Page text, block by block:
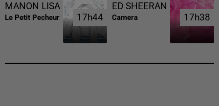
MANON LISA
Le Petit Pecheur 17h44
17h44
ED SHEERAN
Camera 17h38
17h38